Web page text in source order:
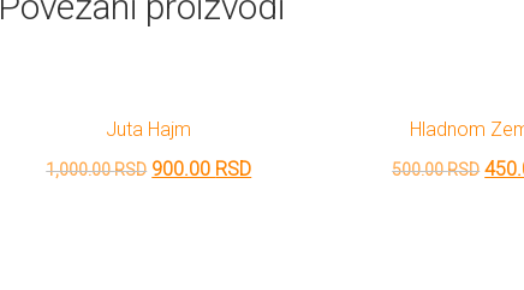
Juta Hajm
1,000.00RSD Originalna
900.00 RSDTrenutna
Hladnom
500.00RSD